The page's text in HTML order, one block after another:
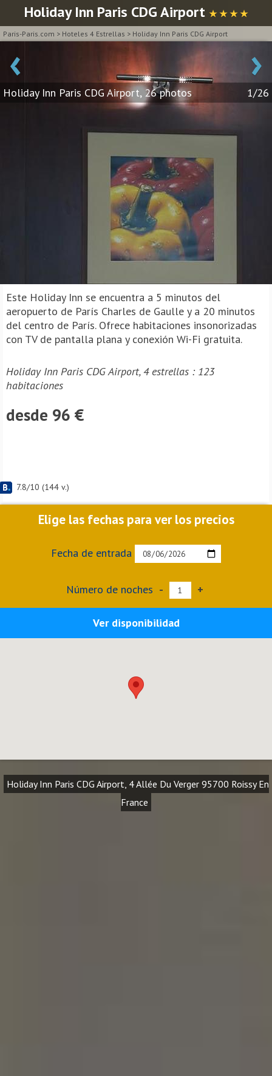
Holiday Inn Paris CDG Airport ★ ★ ★ ★
Paris-Paris.com > Hoteles 4 Estrellas > Holiday Inn Paris CDG Airport
‹ ›
Holiday Inn Paris CDG Airport, 26 photos 1/26
Este Holiday Inn se encuentra a 5 minutos del
aeropuerto de París Charles de Gaulle y a 20 minutos
del centro de París. Ofrece habitaciones insonorizadas
con TV de pantalla plana y conexión Wi-Fi gratuita.
Holiday Inn Paris CDG Airport, 4 estrellas : 123
habitaciones
desde 96 €
7.8/10 (144 v.)
Elige las fechas para ver los precios
Fecha de entrada
Número de noches - +
Ver disponibilidad
Holiday Inn Paris CDG Airport, 4 Allée Du Verger 95700 Roissy En
France